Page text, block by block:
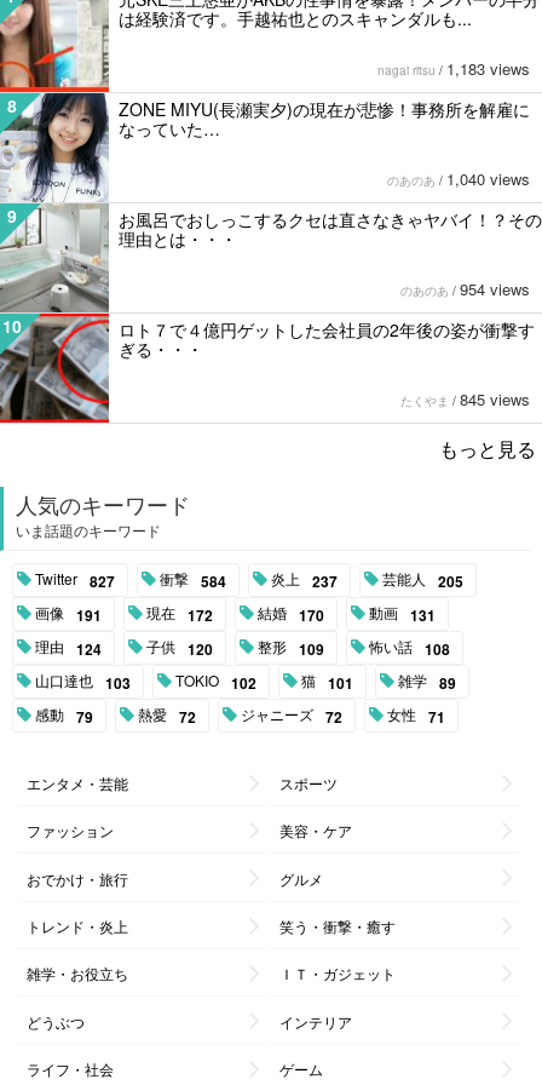
は経験済です。手越祐也とのスキャンダルも...
nagai ritsu / 1,183 views
8
ZONE MIYU(長瀬実夕)の現在が悲惨！事務所を解雇に
なっていた…
のあのあ / 1,040 views
9
お風呂でおしっこするクセは直さなきゃヤバイ！？その
理由とは・・・
のあのあ / 954 views
10
ロト７で４億円ゲットした会社員の2年後の姿が衝撃す
ぎる・・・
たくやま / 845 views
もっと見る
人気のキーワード
いま話題のキーワード
Twitter 827 衝撃 584 炎上 237 芸能人 205
画像 191 現在 172 結婚 170 動画 131
理由 124 子供 120 整形 109 怖い話 108
山口達也 103 TOKIO 102 猫 101 雑学 89
感動 79 熱愛 72 ジャニーズ 72 女性 71
エンタメ・芸能 スポーツ
ファッション 美容・ケア
おでかけ・旅行 グルメ
トレンド・炎上 笑う・衝撃・癒す
雑学・お役立ち ＩＴ・ガジェット
どうぶつ インテリア
ライフ・社会 ゲーム